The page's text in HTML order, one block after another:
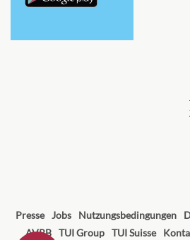
Presse Jobs Nutzungsbedingungen
AVRB TUI Group TUI Suisse